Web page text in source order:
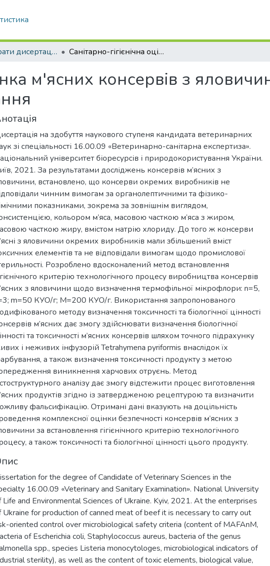
Автореферати дисертацій та дисертації Санітарно-гігієнічна оцінка м'ясних консервів з яловичини за умов довготривалого зберігання
м'ясних консервів з
на здобуття наукового ступеня кандидата ветеринарних
зі спеціальності 16.00.09 «Ветеринарно-санітарна експертиза».
університет біоресурсів і природокористування України.
2021. За результатами досліджень консервів м’ясних з
встановлено, що консерви окремих виробників не
чинним вимогам за органолептичними та фізико-
показниками, зокрема за зовнішнім виглядом,
кольором м’яса, масовою часткою м’яса з жиром,
часткою жиру, вмістом натрію хлориду. До того ж консерви
з яловичини окремих виробників мали збільшений вміст
елементів та не відповідали вимогам щодо промислової
Розроблено вдосконалений метод встановлення
критерію технологічного процесу виробництва консервів
з яловичини щодо визначення термофільної мікрофлори: n=5,
m=50 КУО/г; М=200 КУО/г. Використання запропонованого
методу визначення токсичності та біологічної цінності
м’ясних дає змогу здійснювати визначення біологічної
та токсичності м’ясних консервів шляхом точного підрахунку
і неживих інфузорій Tetrahymena pyriformis внаслідок їх
а також визначення токсичності продукту з метою
виникнення харчових отруєнь. Метод
аналізу дає змогу відстежити процес виготовлення
продуктів згідно із затвердженою рецептурою та визначити
фальсифікацію. Отримані дані вказують на доцільність
комплексної оцінки безпечності консервів м’ясних з
за встановлення гігієнічного критерію технологічного
а також токсичності та біологічної цінності цього продукту.
for the degree of Candidate of Veterinary Sciences in the
16.00.09 «Veterinary and Sanitary Examination». National University
Life and Environmental Sciences of Ukraine. Kyiv, 2021. At the enterprises
Ukraine for production of canned meat of beef it is necessary to carry out
oriented control over microbiological safety criteria (content of MAFAnM,
of Escherichia coli, Staphylococcus aureus, bacteria of the genus
spp., species Listeria monocytologes, microbiological indicators of
sterility), as well as the content of toxic elements, biological value,